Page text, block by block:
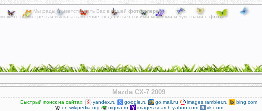
Мы рады приветствовать Вас в нашей фотогалереи!
посмотреть и высказать мнение, поделиться своими мыслями и чувствами о фото.
Альбомы фотографий на различные тематики.
Mazda CX-7 2009
Быстрый поиск на сайтах: yandex.ru google.ru go.mail.ru images.rambler.ru
bing.com
en.wikipedia.org
nigma.ru images.search.yahoo.com vk.com